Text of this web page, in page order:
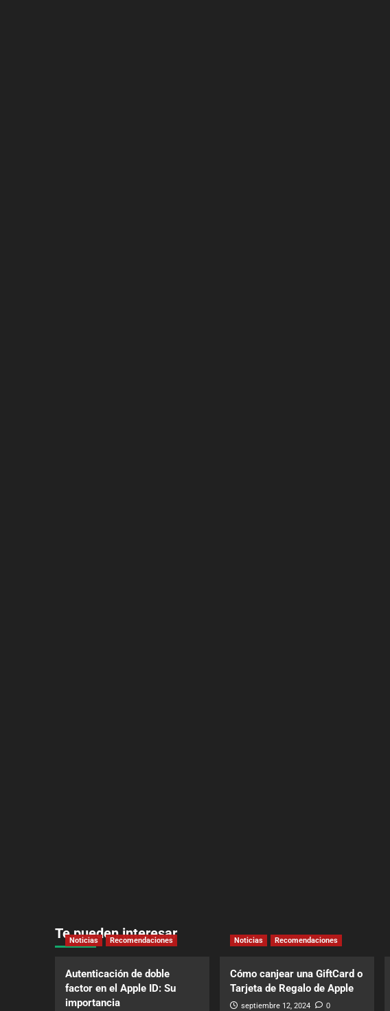
Te pueden interesar
Noticias Recomendaciones
Autenticación de doble
factor en el Apple ID: Su
importancia
Noticias Recomendaciones
Cómo canjear una GiftCard o
Tarjeta de Regalo de Apple
septiembre 12, 2024 0